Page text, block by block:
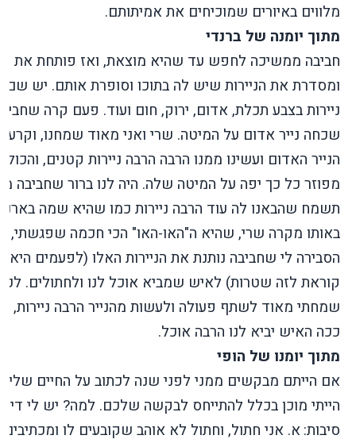
מלווים באיורים שמוכיחים את אמיתותם.
מתוך יומנה של ברנדי
חביבה ממשיכה לחפש עד שהיא מוצאת, ואז פותחת את
ומסדרת את הניירות שיש לה בתוכו וסופרת אותם. יש שם
ניירות בצבע תכלת, אדום, ירוק, חום ועוד. פעם קרה
שכחה נייר אדום על המיטה. שרי ואני מאוד שמחנו,
הנייר האדום ועשינו ממנו הרבה הרבה ניירות קטנים, והכול
מפוזר כל כך יפה על המיטה שלה. היה לנו ברור שחביבה
תשמח שהבאנו לה עוד הרבה ניירות כמו שהיא שמה
באותו מקרה שרי, שהיא ה"האו-האו" הכי חכמה שפגשתי,
הסבירה לי שחביבה נותנת את הניירות האלו (לפעמים היא
קוראת לזה שטרות) לאיש שמביא אוכל לנו ולחתולים. לכן
שמחתי מאוד לשתף פעולה ולעשות מהנייר הרבה ניירות,
ככה האיש יביא לנו הרבה אוכל.
מתוך יומנו של הופי
אם הייתם מבקשים ממני לפני שנה לכתוב על החיים
הייתי מוכן בכלל להתייחס לבקשה שלכם. למה? יש לי די
סיבות:א. אני חתול, וחתול לא אוהב שקובעים לו ומכתיבים